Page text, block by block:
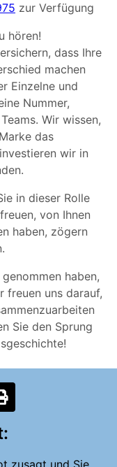
zur Verfügung
hören!
dass Ihre
machen
Einzelne und
Nummer,
Wir wissen,
das
wir in
in dieser Rolle
von Ihnen
haben, zögern
haben,
freuen uns darauf,
Sie den Sprung